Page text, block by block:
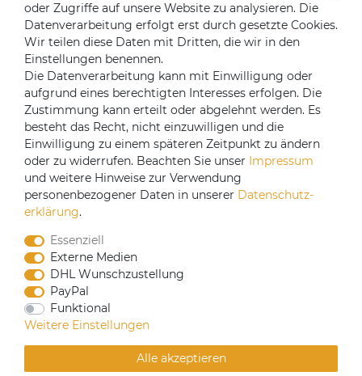
Mein Konto
Login
Registrieren
Versandpartner
CoffeeB2B hat eine Einkaufsvereinbarung mit
Coffeefair. Sollten Sie den Mindestbestellwert nicht
erreichen, können Sie bei www.coffeefair.de bestellen.
oder Zugriffe auf unsere Website zu analysieren. Die
Datenverarbeitung erfolgt erst durch gesetzte Cookies.
Wir teilen diese Daten mit Dritten, die wir in den
Einstellungen benennen.
Die Datenverarbeitung kann mit Einwilligung oder
aufgrund eines berechtigten Interesses erfolgen. Die
Zustimmung kann erteilt oder abgelehnt werden. Es
besteht das Recht, nicht einzuwilligen und die
Einwilligung zu einem späteren Zeitpunkt zu ändern
oder zu widerrufen. Beachten Sie unser Impressum
und weitere Hinweise zur Verwendung
personenbezogener Daten in unserer Daten­schutz­
erklärung.
Essenziell
Externe Medien
DHL Wunschzustellung
PayPal
Funktional
Weitere Einstellungen
Alle akzeptieren